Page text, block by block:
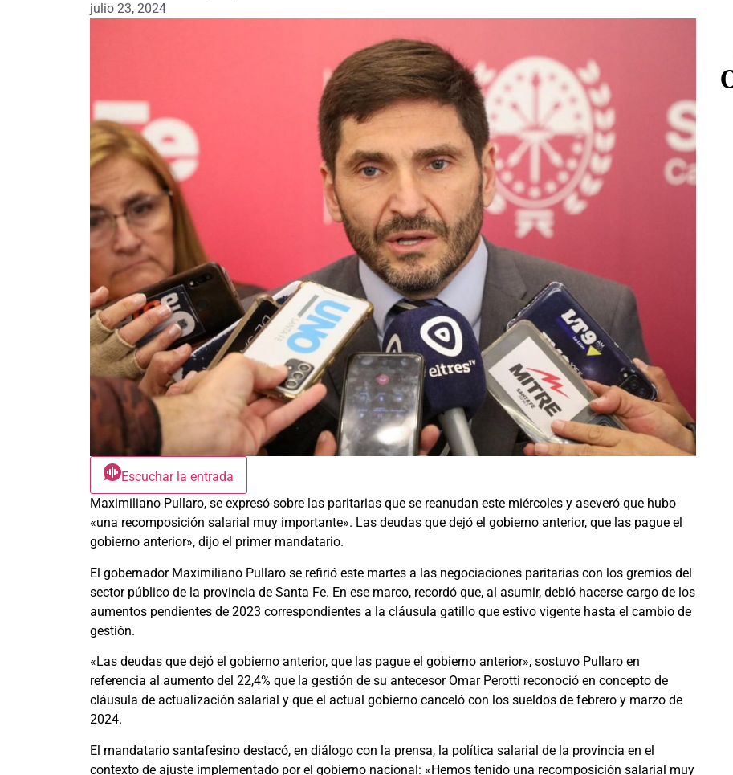
julio 23, 2024
Escuchar la entrada
Maximiliano Pullaro, se expresó sobre las paritarias que se reanudan este miércoles y aseveró que hubo
«una recomposición salarial muy importante». Las deudas que dejó el gobierno anterior, que las pague el
gobierno anterior», dijo el primer mandatario.
El gobernador Maximiliano Pullaro se refirió este martes a las negociaciones paritarias con los gremios del
sector público de la provincia de Santa Fe. En ese marco, recordó que, al asumir, debió hacerse cargo de los
aumentos pendientes de 2023 correspondientes a la cláusula gatillo que estivo vigente hasta el cambio de
gestión.
«Las deudas que dejó el gobierno anterior, que las pague el gobierno anterior», sostuvo Pullaro en
referencia al aumento del 22,4% que la gestión de su antecesor Omar Perotti reconoció en concepto de
cláusula de actualización salarial y que el actual gobierno canceló con los sueldos de febrero y marzo de
2024.
El mandatario santafesino destacó, en diálogo con la prensa, la política salarial de la provincia en el
contexto de ajuste implementado por el gobierno nacional: «Hemos tenido una recomposición salarial muy